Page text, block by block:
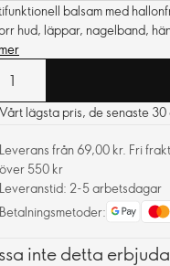
balsam med
hud, läppar, nagelband,
Vårt lägsta pris, de senaste
Leverans från 69,00 kr. Fri
över 550 kr
Leveranstid: 2-5 arbetsdagar
Betalningsmetoder:
inte detta